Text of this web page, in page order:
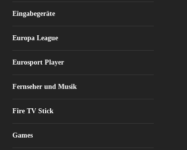
Eingabegeräte
Europa League
Eurosport Player
Fernseher und Musik
Fire TV Stick
Games